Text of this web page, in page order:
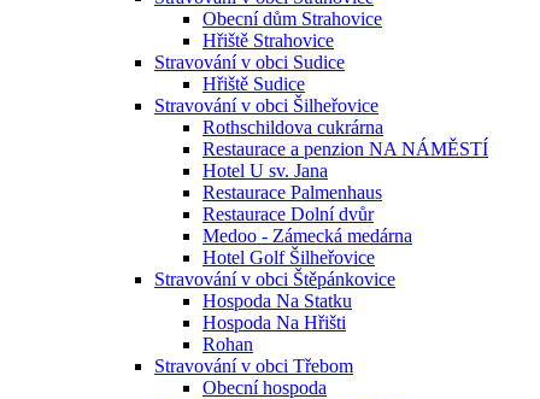
Obecní dům Strahovice
Hřiště Strahovice
Stravování v obci Sudice
Hřiště Sudice
Stravování v obci Šilheřovice
Rothschildova cukrárna
Restaurace a penzion NA NÁMĚSTÍ
Hotel U sv. Jana
Restaurace Palmenhaus
Restaurace Dolní dvůr
Medoo - Zámecká medárna
Hotel Golf Šilheřovice
Stravování v obci Štěpánkovice
Hospoda Na Statku
Hospoda Na Hřišti
Rohan
Stravování v obci Třebom
Obecní hospoda